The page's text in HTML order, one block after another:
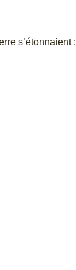
s’étonnaient :